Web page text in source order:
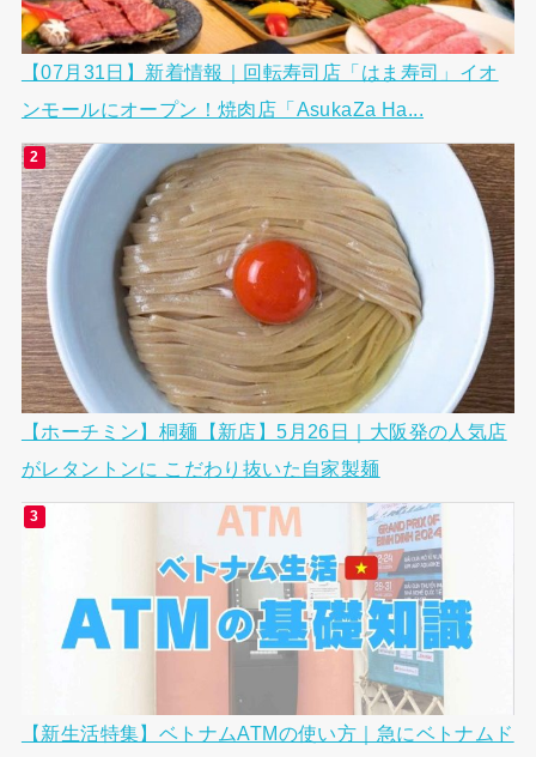
【07月31日】新着情報｜回転寿司店「はま寿司」イオ
ンモールにオープン！焼肉店「AsukaZa Ha...
【ホーチミン】桐麺【新店】5月26日｜大阪発の人気店
がレタントンに こだわり抜いた自家製麺
【新生活特集】ベトナムATMの使い方｜急にベトナムド